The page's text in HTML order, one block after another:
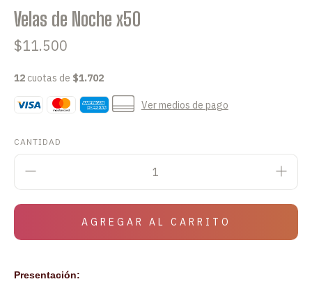
Velas de Noche x50
$11.500
12 cuotas de $1.702
Ver medios de pago
CANTIDAD
Presentación: